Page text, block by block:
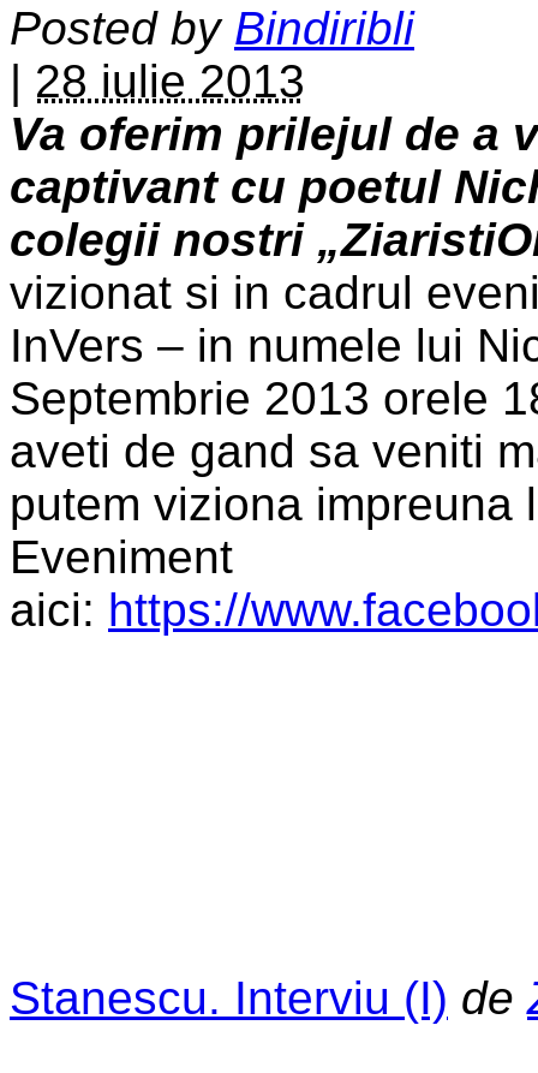
Posted by Bindiribli
| 28 iulie 2013
Va oferim prilejul de a
captivant cu poetul
colegii nostri
vizionat si in cadrul
InVers – in numele lui
Septembrie 2013 orele
aveti de gand sa veniti
putem viziona impreuna
Eveniment
aici: https://
Stanescu. Interviu (I) de